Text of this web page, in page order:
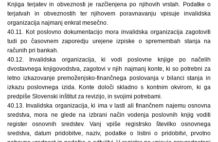
Knjiga terjatev in obveznosti je razčlenjena po njihovih vrstah. Podatke o
terjatvah in obveznostih ter njihovem poravnavanju vpisuje invalidska
organizacija najmanj enkrat mesečno.
40.11. Kot poslovno dokumentacijo mora invalidska organizacija zagotoviti
tudi po časovnem zaporedju urejene izpiske o spremembah stanja na
računih pri bankah.
40.12. Invalidska organizacija, ki vodi poslovne knjige po načelih
dvostavnega knjigovodstva, zagotovi v njih najmanj konte, ki so potrebni za
letno izkazovanje premoženjsko-finančnega poslovanja v bilanci stanja in
izkazu poslovnega izida. Konte določi skladno s kontnim okvirom, ki ga
predpiše Slovenski inštitut za revizijo, in svojimi potrebami.
40.13. Invalidska organizacija, ki ima v lasti ali finančnem najemu osnovna
sredstva, mora ne glede na izbrani način vodenja poslovnih knjig voditi
register osnovnih sredstev. Vanj vpiše registrsko številko osnovnega
sredstva, datum pridobitve, naziv, podatke o listini o pridobitvi, prvotno